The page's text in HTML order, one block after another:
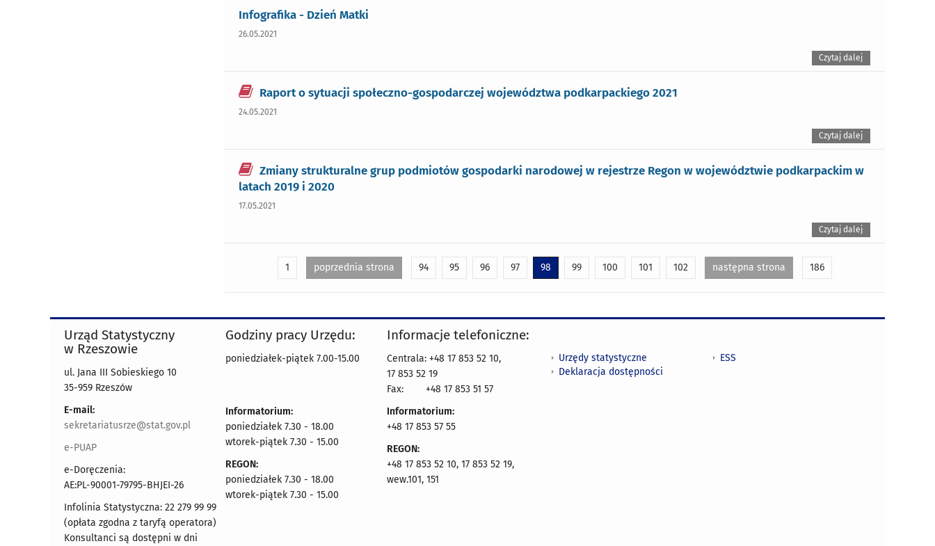
Infografika - Dzień Matki
26.05.2021
Czytaj dalej
Raport o sytuacji społeczno-gospodarczej województwa podkarpackiego 2021
24.05.2021
Czytaj dalej
Zmiany strukturalne grup podmiotów gospodarki narodowej w rejestrze Regon w województwie podkarpackim w
latach 2019 i 2020
17.05.2021
Czytaj dalej
1 poprzednia strona 94 95 96 97 98 99 100 101 102 następna strona 186
Urząd Statystyczny
w Rzeszowie
ul. Jana III Sobieskiego 10
35-959 Rzeszów
E-mail:
sekretariatusrze@stat.gov.pl
e-PUAP
e-Doręczenia:
AE:PL-90001-79795-BHJEI-26
Infolinia Statystyczna: 22 279 99 99
(opłata zgodna z taryfą operatora)
Konsultanci są dostępni w dni
Godziny pracy Urzędu:
poniedziałek-piątek 7.00-15.00
Informatorium:
poniedziałek 7.30 - 18.00
wtorek-piątek 7.30 - 15.00
REGON:
poniedziałek 7.30 - 18.00
wtorek-piątek 7.30 - 15.00
Informacje telefoniczne:
Centrala: +48 17 853 52 10,
17 853 52 19
Fax:
+48 17 853 51 57
Informatorium:
+48 17 853 57 55
REGON:
+48 17 853 52 10, 17 853 52 19,
wew.101, 151
Urzędy statystyczne
Deklaracja dostępności
ESS